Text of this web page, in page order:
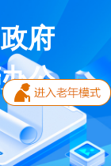
府
公